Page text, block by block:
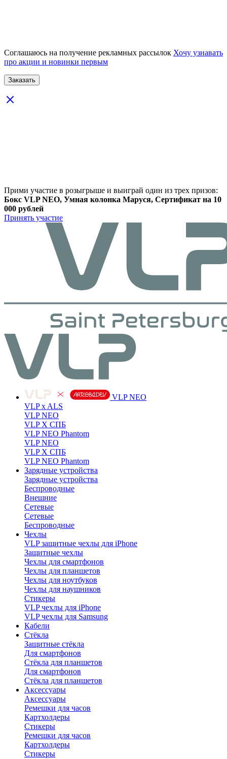
Соглашаюсь на получение рекламных рассылок Хочу узнавать
про акции и новинки первым
Прими участие в розыгрыше и выиграй один из трех призов:
Бокс VLP NEO, Умная колонка Маруся, Сертификат на 10
000 рублей
Принять участие
VLP NEO
VLP x ALS
VLP NEO
VLP X СПБ
VLP NEO Phantom
VLP NEO
VLP X СПБ
VLP NEO Phantom
Зарядные устройства
Зарядные устройства
Беспроводные
Внешние
Сетевые
Сетевые
Беспроводные
Чехлы
VLP защитные чехлы для iPhone
Защитные чехлы
Чехлы для смартфонов
Чехлы для планшетов
Чехлы для ноутбуков
Чехлы для наушников
Стикеры
VLP чехлы для iPhone
VLP чехлы для Samsung
Кабели
Стёкла
Защитные стёкла
Для смартфонов
Стёкла для планшетов
Для смартфонов
Стёкла для планшетов
Аксессуары
Аксессуары
Ремешки для часов
Картхолдеры
Стикеры
Ремешки для часов
Картхолдеры
Стикеры